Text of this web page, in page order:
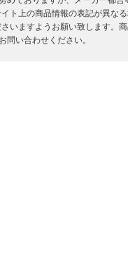
ト上の商品情報の表記が異なる
いますようお願い致します。
い合わせください。